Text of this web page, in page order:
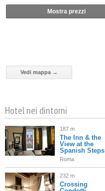
Mostra prezzi
Vedi mappa →
Hotel nei dintorni
187 m
The Inn & the
View at the
Spanish Steps
Roma
232 m
Crossing